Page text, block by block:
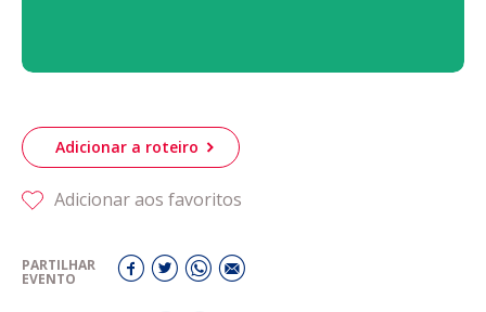
Adicionar a roteiro
Adicionar aos favoritos
PARTILHAR
EVENTO